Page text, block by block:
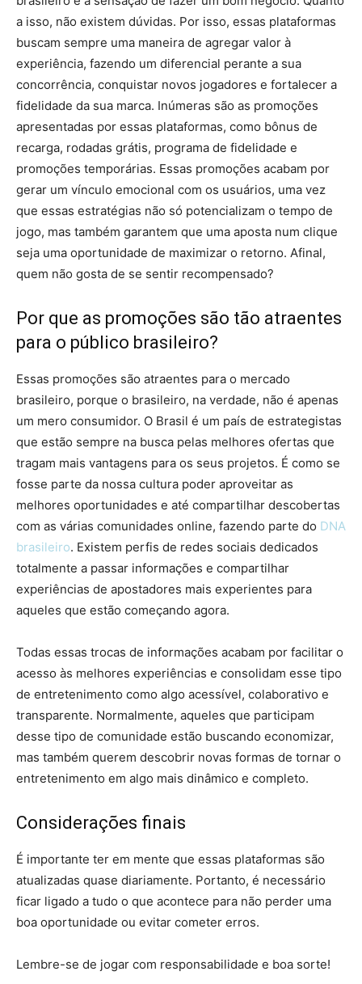
a isso, não existem dúvidas. Por isso, essas plataformas
buscam sempre uma maneira de agregar valor à
experiência, fazendo um diferencial perante a sua
concorrência, conquistar novos jogadores e fortalecer a
fidelidade da sua marca. Inúmeras são as promoções
apresentadas por essas plataformas, como bônus de
recarga, rodadas grátis, programa de fidelidade e
promoções temporárias. Essas promoções acabam por
gerar um vínculo emocional com os usuários, uma vez
que essas estratégias não só potencializam o tempo de
jogo, mas também garantem que uma aposta num clique
seja uma oportunidade de maximizar o retorno. Afinal,
quem não gosta de se sentir recompensado?
Por que as promoções são tão atraentes
para o público brasileiro?
Essas promoções são atraentes para o mercado
brasileiro, porque o brasileiro, na verdade, não é apenas
um mero consumidor. O Brasil é um país de estrategistas
que estão sempre na busca pelas melhores ofertas que
tragam mais vantagens para os seus projetos. É como se
fosse parte da nossa cultura poder aproveitar as
melhores oportunidades e até compartilhar descobertas
com as várias comunidades online, fazendo parte do DNA
brasileiro. Existem perfis de redes sociais dedicados
totalmente a passar informações e compartilhar
experiências de apostadores mais experientes para
aqueles que estão começando agora.
Todas essas trocas de informações acabam por facilitar o
acesso às melhores experiências e consolidam esse tipo
de entretenimento como algo acessível, colaborativo e
transparente. Normalmente, aqueles que participam
desse tipo de comunidade estão buscando economizar,
mas também querem descobrir novas formas de tornar o
entretenimento em algo mais dinâmico e completo.
Considerações finais
É importante ter em mente que essas plataformas são
atualizadas quase diariamente. Portanto, é necessário
ficar ligado a tudo o que acontece para não perder uma
boa oportunidade ou evitar cometer erros.
Lembre-se de jogar com responsabilidade e boa sorte!